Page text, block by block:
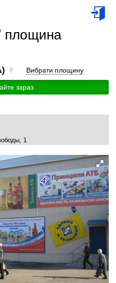
площина
Вибрати площину
зараз
1